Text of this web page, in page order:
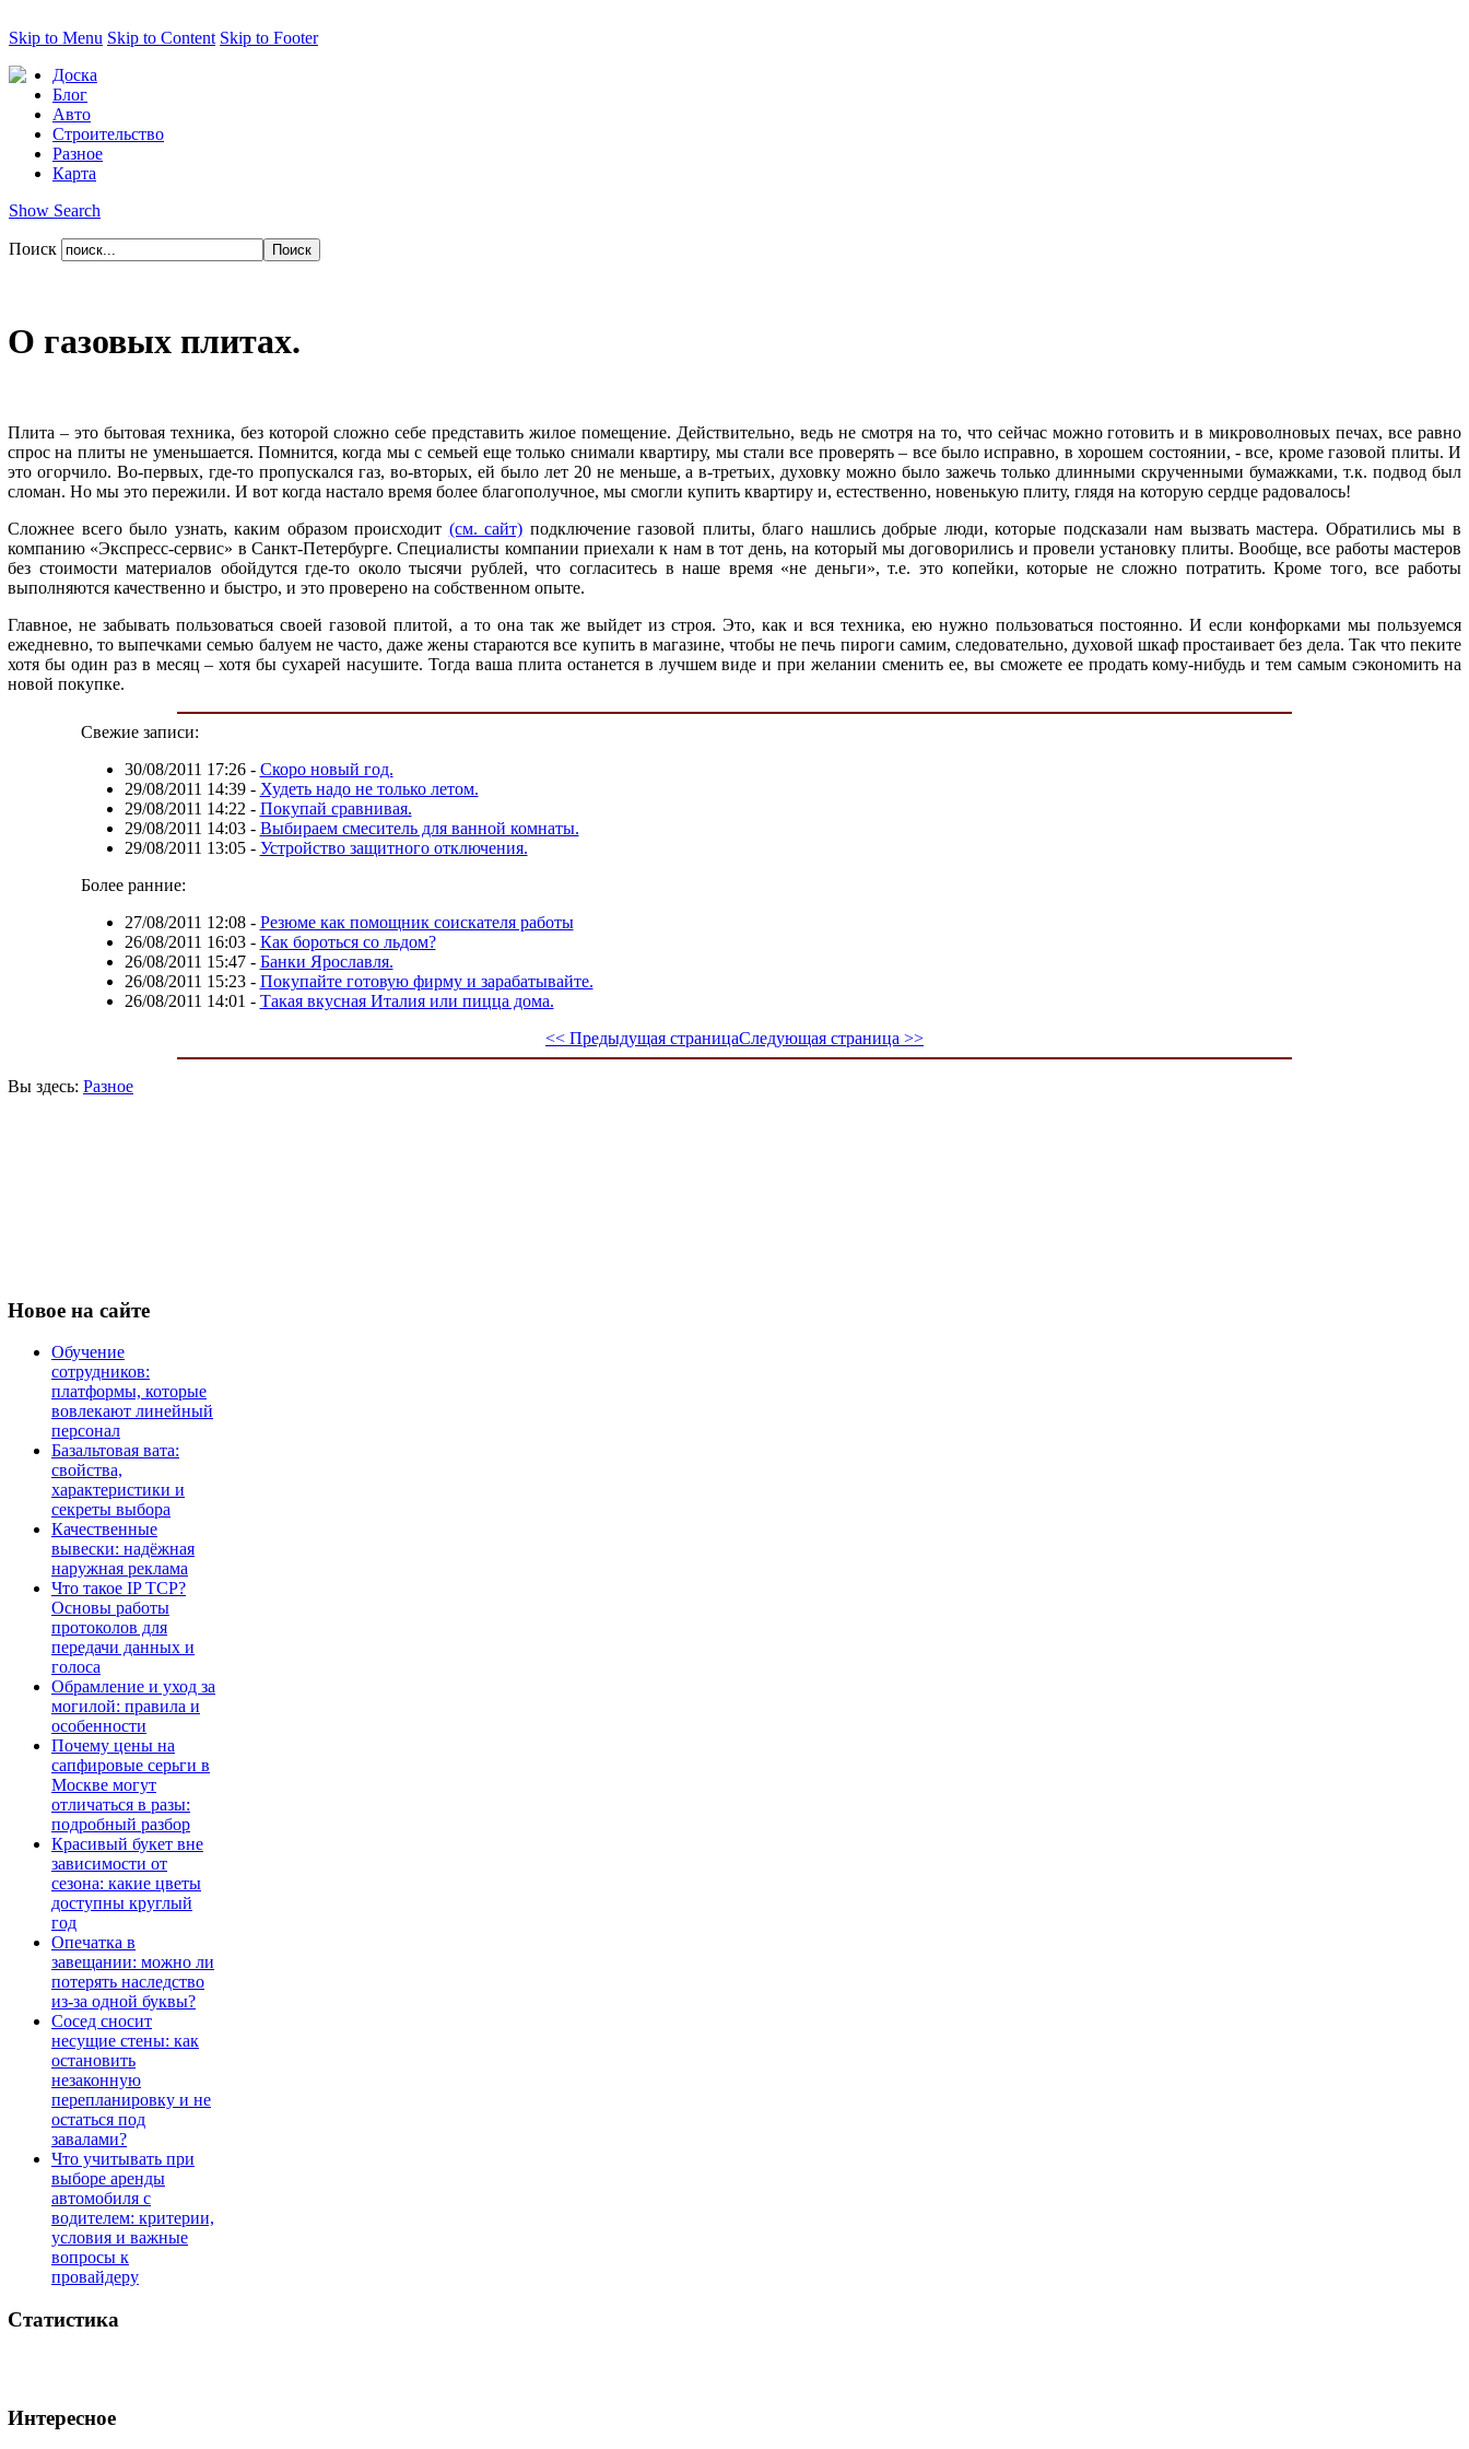
Skip to Menu Skip to Content Skip to Footer
Доска
Блог
Авто
Строительство
Разное
Карта
Show Search
Поиск
О газовых плитах.
Плита – это бытовая техника, без которой сложно себе представить жилое помещение. Действительно, ведь не смотря на то, что сейчас можно готовить и в микроволновых печах, все равно
спрос на плиты не уменьшается. Помнится, когда мы с семьей еще только снимали квартиру, мы стали все проверять – все было исправно, в хорошем состоянии, - все, кроме газовой плиты. И
это огорчило. Во-первых, где-то пропускался газ, во-вторых, ей было лет 20 не меньше, а в-третьих, духовку можно было зажечь только длинными скрученными бумажками, т.к. подвод был
сломан. Но мы это пережили. И вот когда настало время более благополучное, мы смогли купить квартиру и, естественно, новенькую плиту, глядя на которую сердце радовалось!
Сложнее всего было узнать, каким образом происходит (см. сайт) подключение газовой плиты, благо нашлись добрые люди, которые подсказали нам вызвать мастера. Обратились мы в
компанию «Экспресс-сервис» в Санкт-Петербурге. Специалисты компании приехали к нам в тот день, на который мы договорились и провели установку плиты. Вообще, все работы мастеров
без стоимости материалов обойдутся где-то около тысячи рублей, что согласитесь в наше время «не деньги», т.е. это копейки, которые не сложно потратить. Кроме того, все работы
выполняются качественно и быстро, и это проверено на собственном опыте.
Главное, не забывать пользоваться своей газовой плитой, а то она так же выйдет из строя. Это, как и вся техника, ею нужно пользоваться постоянно. И если конфорками мы пользуемся
ежедневно, то выпечками семью балуем не часто, даже жены стараются все купить в магазине, чтобы не печь пироги самим, следовательно, духовой шкаф простаивает без дела. Так что пеките
хотя бы один раз в месяц – хотя бы сухарей насушите. Тогда ваша плита останется в лучшем виде и при желании сменить ее, вы сможете ее продать кому-нибудь и тем самым сэкономить на
новой покупке.
Свежие записи:
30/08/2011 17:26- Скоро новый год.
29/08/2011 14:39- Худеть надо не только летом.
29/08/2011 14:22 - Покупай сравнивая.
29/08/2011 14:03- Выбираем смеситель для ванной комнаты.
29/08/2011 13:05- Устройство защитного отключения.
Более ранние:
27/08/2011 12:08- Резюме как помощник соискателя работы
26/08/2011 16:03- Как бороться со льдом?
26/08/2011 15:47- Банки Ярославля.
26/08/2011 15:23- Покупайте готовую фирму и зарабатывайте.
26/08/2011 14:01 - Такая вкусная Италия или пицца дома.
<< Предыдущая страницаСледующая страница >>
Вы здесь: Разное
Новое на сайте
Обучение
сотрудников:
платформы, которые
вовлекают линейный
персонал
Базальтовая вата:
свойства,
характеристики и
секреты выбора
Качественные
вывески: надёжная
наружная реклама
Что такое IP TCP?
Основы работы
протоколов для
передачи данных и
голоса
Обрамление и уход за
могилой: правила и
особенности
Почему цены на
сапфировые серьги в
Москве могут
отличаться в разы:
подробный разбор
Красивый букет вне
зависимости от
сезона: какие цветы
доступны круглый
год
Опечатка в
завещании: можно ли
потерять наследство
из-за одной буквы?
Сосед сносит
несущие стены: как
остановить
незаконную
перепланировку и не
остаться под
завалами?
Что учитывать при
выборе аренды
автомобиля с
водителем: критерии,
условия и важные
вопросы к
провайдеру
Статистика
Интересное